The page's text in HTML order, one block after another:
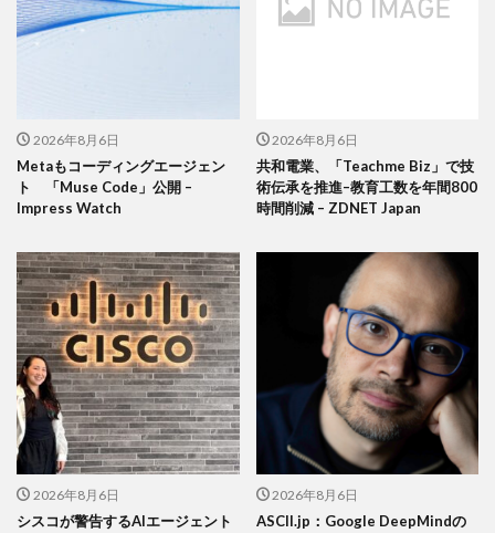
2026年8月6日
Metaもコーディングエージェン
ト 「Muse Code」公開 –
Impress Watch
2026年8月6日
共和電業、「Teachme Biz」で技
術伝承を推進–教育工数を年間800
時間削減 – ZDNET Japan
2026年8月6日
シスコが警告するAIエージェント
2026年8月6日
ASCII.jp：Google DeepMindの